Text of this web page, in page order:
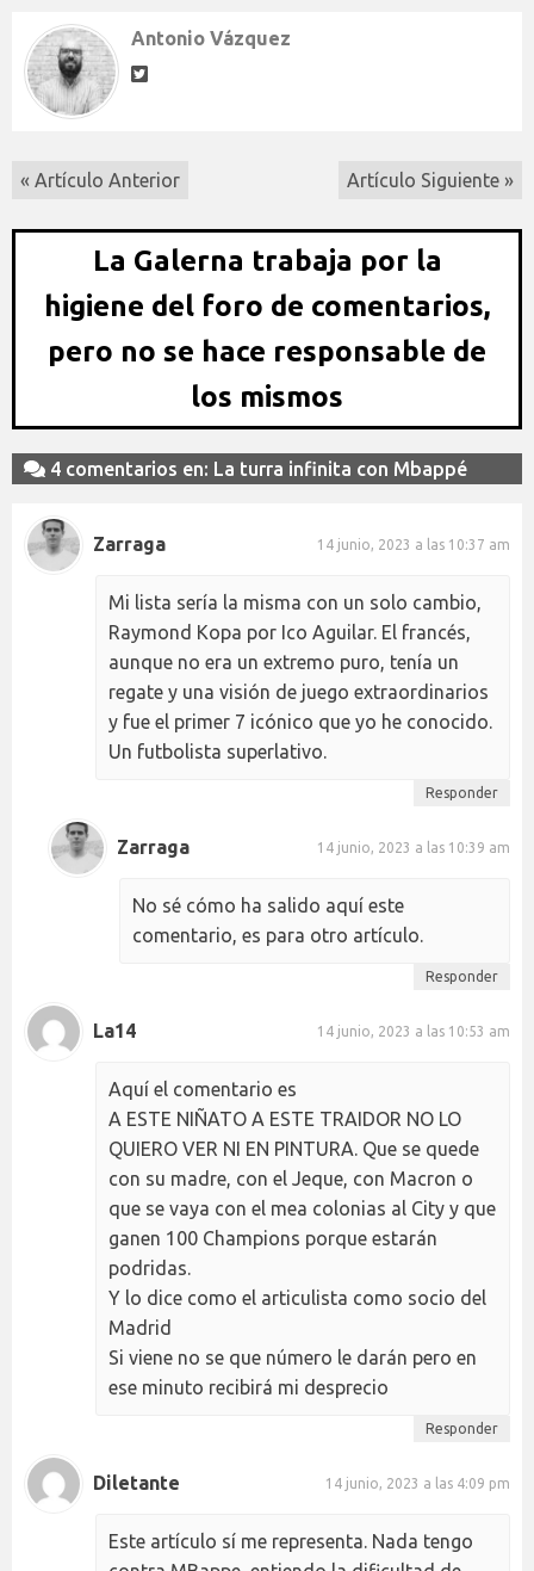
Antonio Vázquez
« Artículo Anterior Artículo Siguiente »
La Galerna trabaja por la
higiene del foro de comentarios,
pero no se hace responsable de
los mismos
4 comentarios en: La turra infinita con Mbappé
Zarraga 14 junio, 2023 a las 10:37 am
Mi lista sería la misma con un solo cambio,
Raymond Kopa por Ico Aguilar. El francés,
aunque no era un extremo puro, tenía un
regate y una visión de juego extraordinarios
y fue el primer 7 icónico que yo he conocido.
Un futbolista superlativo.
Responder
Zarraga 14 junio, 2023 a las 10:39 am
No sé cómo ha salido aquí este
comentario, es para otro artículo.
Responder
La14 14 junio, 2023 a las 10:53 am
Aquí el comentario es
A ESTE NIÑATO A ESTE TRAIDOR NO LO
QUIERO VER NI EN PINTURA. Que se quede
con su madre, con el Jeque, con Macron o
que se vaya con el mea colonias al City y que
ganen 100 Champions porque estarán
podridas.
Y lo dice como el articulista como socio del
Madrid
Si viene no se que número le darán pero en
ese minuto recibirá mi desprecio
Responder
Diletante 14 junio, 2023 a las 4:09 pm
Este artículo sí me representa. Nada tengo